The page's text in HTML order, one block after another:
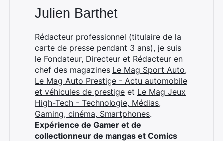
Julien Barthet
Rédacteur professionnel (titulaire de la
carte de presse pendant 3 ans), je suis
le Fondateur, Directeur et Rédacteur en
chef des magazines Le Mag Sport Auto,
Le Mag Auto Prestige - Actu automobile
et véhicules de prestige et Le Mag Jeux
High-Tech - Technologie, Médias,
Gaming, cinéma, Smartphones.
Expérience de Gamer et de
collectionneur de mangas et Comics
Rechercher